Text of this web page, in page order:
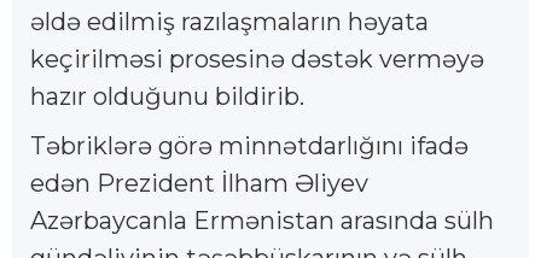
əldə edilmiş razılaşmaların həyata
keçirilməsi prosesinə dəstək verməyə
hazır olduğunu bildirib.
Təbriklərə görə minnətdarlığını ifadə
edən Prezident İlham Əliyev
Azərbaycanla Ermənistan arasında sülh